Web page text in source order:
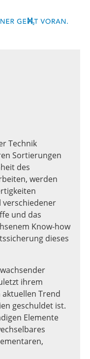
Technik
Sortierungen
des
werden
verschiedener
und das
Know-how
dieses
ihrem
Trend
geschuldet ist.
Elemente